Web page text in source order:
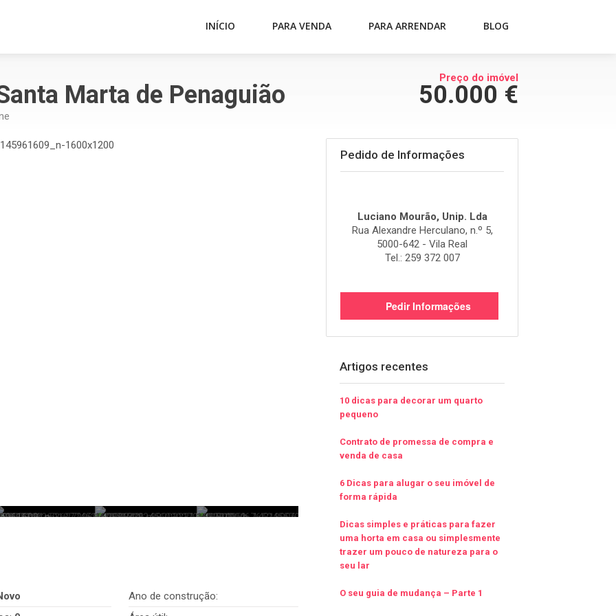
INÍCIO PARA VENDA PARA ARRENDAR BLOG
Marta de Penaguião
Preço do imóvel
50.000 €
Ano de construção:
Pedido de Informações
Luciano Mourão, Unip. Lda
Rua Alexandre Herculano, n.º 5,
5000-642 - Vila Real
Tel.: 259 372 007
Pedir Informações
Artigos recentes
10 dicas para decorar um quarto
pequeno
Contrato de promessa de compra e
venda de casa
6 Dicas para alugar o seu imóvel de
forma rápida
Dicas simples e práticas para fazer
uma horta em casa ou simplesmente
trazer um pouco de natureza para o
seu lar
O seu guia de mudança – Parte 1